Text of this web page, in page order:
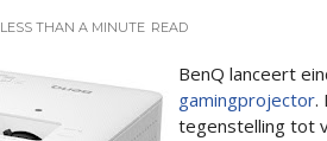
LESS THAN A MINUTE READ
BenQ lanceert
gamingprojector.
tegenstelling tot